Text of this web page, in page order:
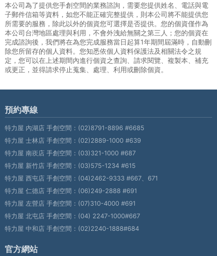
本公司為了提供您手創空間的業務諮詢，需要您提供姓名、電話與電
子郵件信箱等資料，如您不能正確完整提供，則本公司將不能提供您
所需要的服務，除此以外的個資您可選擇是否提供。您的個資僅作為
本公司台灣地區處理與利用，不會外洩給無關之第三人；您的個資在
完成諮詢後，我們將在為您完成服務當日起算1年期間屆滿時，自動刪
除您所留存的個人資料。您知悉依個人資料保護法及相關法令之規
定，您可以在上述期間內進行個資之查詢、請求閱覽、複製本、補充
或更正，並得請求停止蒐集、處理、利用或刪除個資。
預約專線
特力屋 內湖店 手創空間： (02)8791-8896 #6685
特力屋 士林店 手創空間： (02)2889-1000 #639
特力屋 南崁店 手創空間： (03)321-1000 #687
特力屋 新竹店 手創空間： (03)575-1234 #615
特力屋 西屯店 手創空間： (04)2462-9333 #667、671
特力屋 仁德店 手創空間： (06)249-2888 #691
特力屋 左營店 手創空間： (07)310-4000 #691
特力屋 北屯店 手創空間： (04) 2247-1000#667
特力屋 中和店 手創空間： (02)2240-1888#684
官方網站